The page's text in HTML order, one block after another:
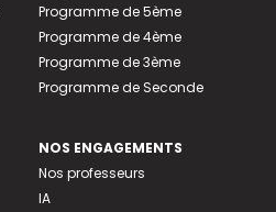
Programme de 5ème
Programme de 4ème
Programme de 3ème
Programme de Seconde
NOS ENGAGEMENTS
Nos professeurs
IA